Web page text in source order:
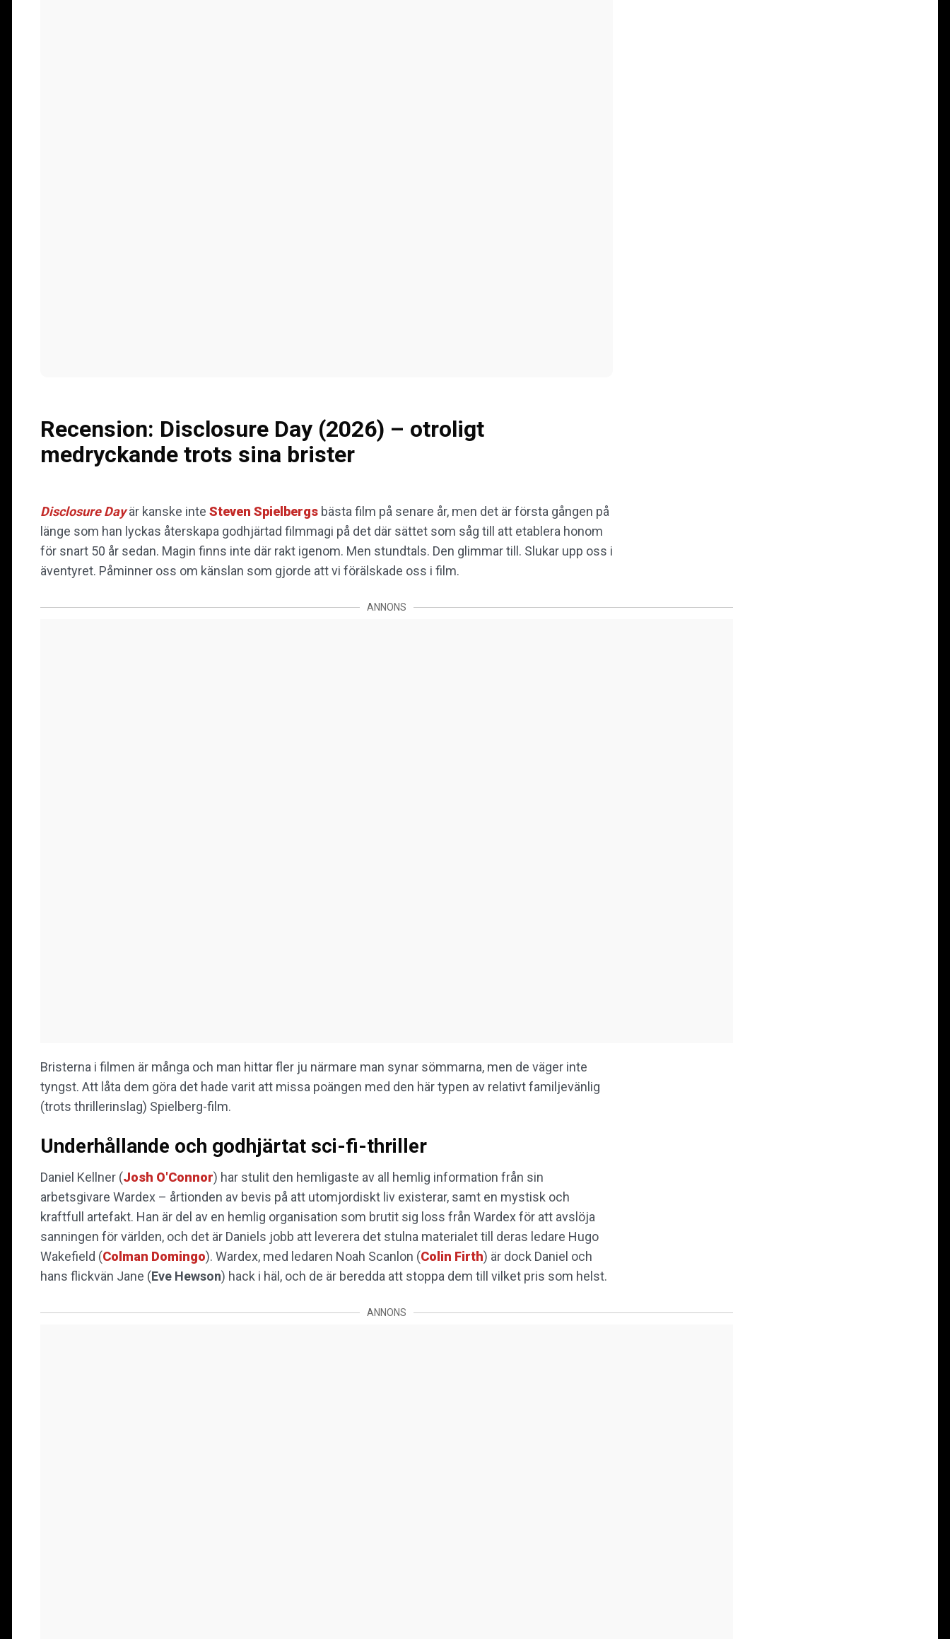
Recension: Disclosure Day (2026) – otroligt
medryckande trots sina brister
Disclosure Dayär kanske inte Steven Spielbergs bästa film på senare år, men det är första gången på
länge som han lyckas återskapa godhjärtad filmmagi på det där sättet som såg till att etablera honom
för snart 50 år sedan. Magin finns inte där rakt igenom. Men stundtals. Den glimmar till. Slukar upp oss i
äventyret. Påminner oss om känslan som gjorde att vi förälskade oss i film.
ANNONS
Bristerna i filmen är många och man hittar fler ju närmare man synar sömmarna, men de väger inte
tyngst. Att låta dem göra det hade varit att missa poängen med den här typen av relativt familjevänlig
(trots thrillerinslag) Spielberg-film.
Underhållande och godhjärtat sci-fi-thriller
Daniel Kellner (Josh O'Connor) har stulit den hemligaste av all hemlig information från sin
arbetsgivare Wardex – årtionden av bevis på att utomjordiskt liv existerar, samt en mystisk och
kraftfull artefakt. Han är del av en hemlig organisation som brutit sig loss från Wardex för att avslöja
sanningen för världen, och det är Daniels jobb att leverera det stulna materialet till deras ledare Hugo
Wakefield (Colman Domingo). Wardex, med ledaren Noah Scanlon (Colin Firth) är dock Daniel och
hans flickvän Jane (Eve Hewson) hack i häl, och de är beredda att stoppa dem till vilket pris som helst.
ANNONS